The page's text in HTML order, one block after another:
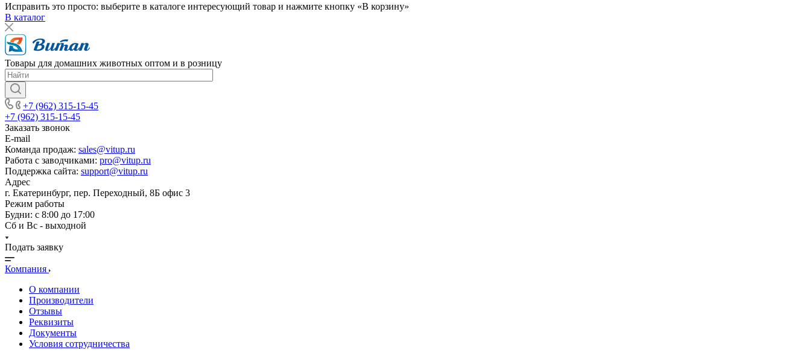
Исправить это просто: выберите в каталоге интересующий товар и нажмите кнопку «В корзину»
В каталог
Товары для домашних животных оптом и в розницу
+7 (962) 315-15-45
+7 (962) 315-15-45
Заказать звонок
E-mail
Команда продаж: sales@vitup.ru
Работа с заводчиками: pro@vitup.ru
Поддержка сайта: support@vitup.ru
Адрес
г. Екатеринбург, пер. Переходный, 8Б офис 3
Режим работы
Будни: с 8:00 до 17:00
Сб и Вс - выходной
Подать заявку
Компания
О компании
Производители
Отзывы
Реквизиты
Документы
Условия сотрудничества